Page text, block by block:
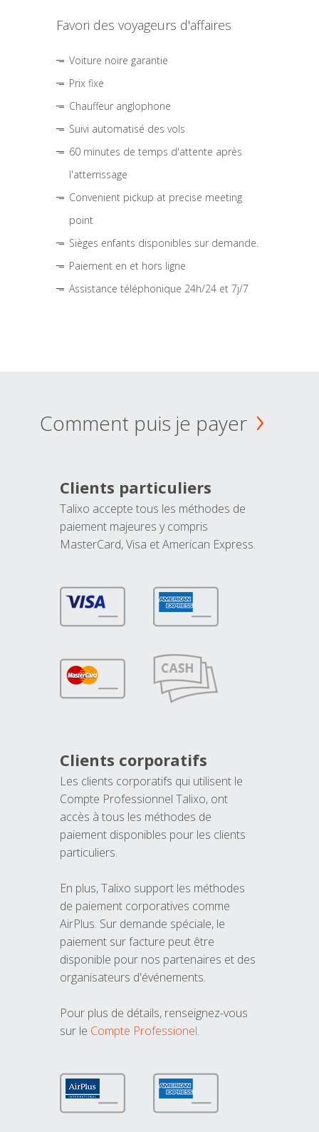
Favori des voyageurs d'affaires
Voiture noire garantie
Prix fixe
Chauffeur anglophone
Suivi automatisé des vols
60 minutes de temps d'attente après
l'atterrissage
Convenient pickup at precise meeting
point
Sièges enfants disponibles sur demande.
Paiement en et hors ligne
Assistance téléphonique 24h/24 et 7j/7
Comment puis je payer
Clients particuliers
Talixo accepte tous les méthodes de
paiement majeures y compris
MasterCard, Visa et American Express.
Clients corporatifs
Les clients corporatifs qui utilisent le
Compte Professionnel Talixo, ont
accès à tous les méthodes de
paiement disponibles pour les clients
particuliers.
En plus, Talixo support les méthodes
de paiement corporatives comme
AirPlus. Sur demande spéciale, le
paiement sur facture peut être
disponible pour nos partenaires et des
organisateurs d'événements.
Pour plus de détails, renseignez-vous
sur le Compte Professionel.